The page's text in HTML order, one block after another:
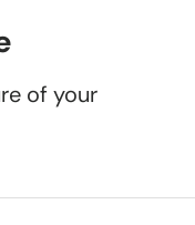
of your